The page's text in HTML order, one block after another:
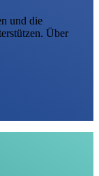
und die
Über